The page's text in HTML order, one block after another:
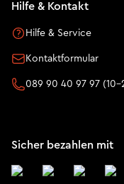
Hilfe & Kontakt
Hilfe & Service
Kontaktformular
089 90 40 97 97 (10-
Sicher bezahlen mit